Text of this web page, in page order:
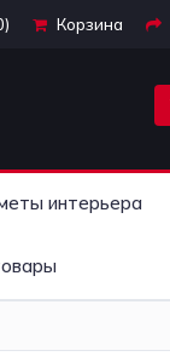
Корзина
интерьера